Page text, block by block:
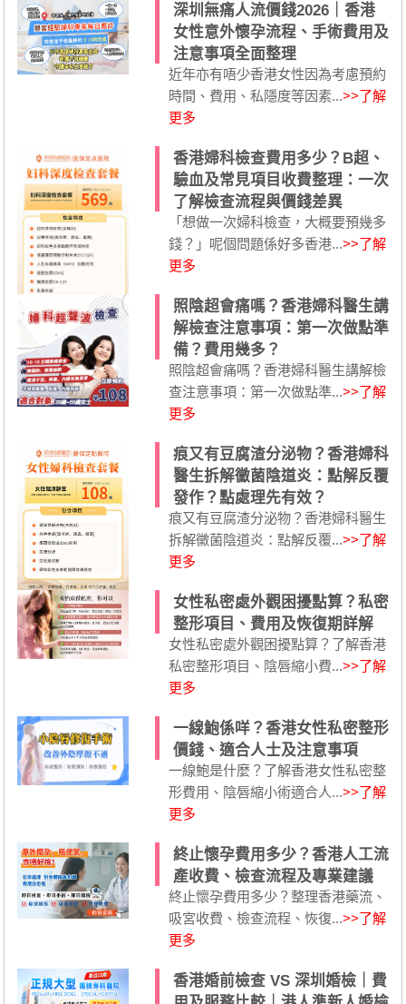
深圳無痛人流價錢2026｜香港
女性意外懷孕流程、手術費用及
注意事項全面整理
近年亦有唔少香港女性因為考慮預約
時間、費用、私隱度等因素...>>了解
更多
香港婦科檢查費用多少？B超、
驗血及常見項目收費整理：一次
了解檢查流程與價錢差異
「想做一次婦科檢查，大概要預幾多
錢？」呢個問題係好多香港...>>了解
更多
照陰超會痛嗎？香港婦科醫生講
解檢查注意事項：第一次做點準
備？費用幾多？
照陰超會痛嗎？香港婦科醫生講解檢
查注意事項：第一次做點準...>>了解
更多
痕又有豆腐渣分泌物？香港婦科
醫生拆解黴菌陰道炎：點解反覆
發作？點處理先有效？
痕又有豆腐渣分泌物？香港婦科醫生
拆解黴菌陰道炎：點解反覆...>>了解
更多
女性私密處外觀困擾點算？私密
整形項目、費用及恢復期詳解
女性私密處外觀困擾點算？了解香港
私密整形項目、陰唇縮小費...>>了解
更多
一線鮑係咩？香港女性私密整形
價錢、適合人士及注意事項
一線鮑是什麼？了解香港女性私密整
形費用、陰唇縮小術適合人...>>了解
更多
終止懷孕費用多少？香港人工流
產收費、檢查流程及專業建議
終止懷孕費用多少？整理香港藥流、
吸宮收費、檢查流程、恢復...>>了解
更多
香港婚前檢查 VS 深圳婚檢｜費